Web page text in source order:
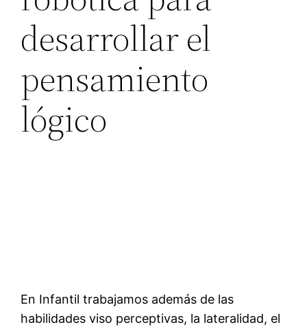
desarrollar el
pensamiento
lógico
En Infantil trabajamos además de las
habilidades viso perceptivas, la lateralidad, el